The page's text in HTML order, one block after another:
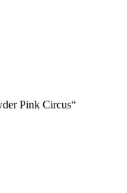
Pink Circus“